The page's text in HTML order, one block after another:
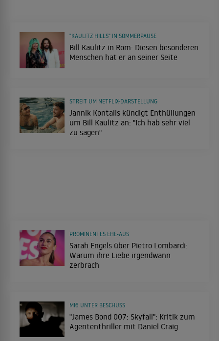
Bill Kaulitz in Rom: Diesen besonderen
Menschen hat er an seiner Seite
"KAULITZ HILLS" IN SOMMERPAUSE
Jannik Kontalis kündigt Enthüllungen
um Bill Kaulitz an: "Ich hab sehr viel
zu sagen"
STREIT UM NETFLIX-DARSTELLUNG
Sarah Engels über Pietro Lombardi:
Warum ihre Liebe irgendwann
zerbrach
PROMINENTES EHE-AUS
"James Bond 007: Skyfall": Kritik zum
Agententhriller mit Daniel Craig
MI6 UNTER BESCHUSS